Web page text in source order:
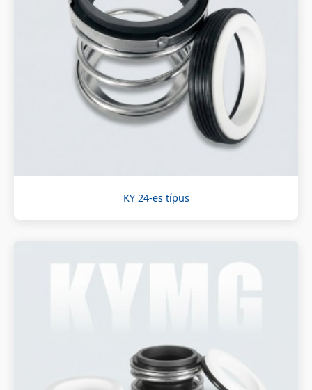
KY 24-es típus